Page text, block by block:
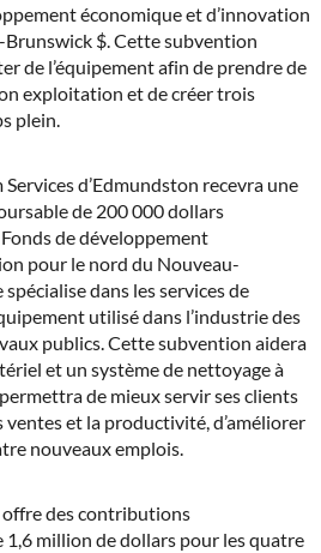
économique et d’innovation
$. Cette subvention
de l’équipement afin de prendre de
exploitation et de créer trois
plein.
d’Edmundston recevra une
de 200 000 dollars
de développement
pour le nord du Nouveau-
spécialise dans les services de
utilisé dans l’industrie des
publics. Cette subvention aidera
et un système de nettoyage à
de mieux servir ses clients
ventes et la productivité, d’améliorer
nouveaux emplois.
des contributions
1,6 million de dollars pour les quatre